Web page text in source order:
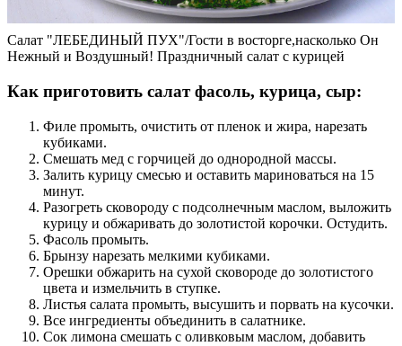
Салат "ЛЕБЕДИНЫЙ ПУХ"/Гости в восторге,насколько Он
Нежный и Воздушный! Праздничный салат с курицей
Как приготовить салат фасоль, курица, сыр:
Филе промыть, очистить от пленок и жира, нарезать
кубиками.
Смешать мед с горчицей до однородной массы.
Залить курицу смесью и оставить мариноваться на 15
минут.
Разогреть сковороду с подсолнечным маслом, выложить
курицу и обжаривать до золотистой корочки. Остудить.
Фасоль промыть.
Брынзу нарезать мелкими кубиками.
Орешки обжарить на сухой сковороде до золотистого
цвета и измельчить в ступке.
Листья салата промыть, высушить и порвать на кусочки.
Все ингредиенты объединить в салатнике.
Сок лимона смешать с оливковым маслом, добавить